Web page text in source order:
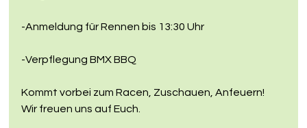
-Anmeldung für Rennen bis 13:30 Uhr
-Verpflegung BMX BBQ
Kommt vorbei zum Racen, Zuschauen, Anfeuern!
Wir freuen uns auf Euch.